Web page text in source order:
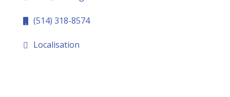
(514) 318-8574
Localisation